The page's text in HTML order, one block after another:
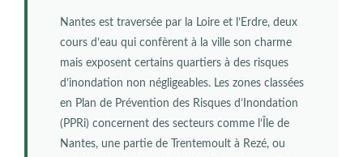
Nantes est traversée par la Loire et l’Erdre, deux
cours d’eau qui confèrent à la ville son charme
mais exposent certains quartiers à des risques
d’inondation non négligeables. Les zones classées
en Plan de Prévention des Risques d’Inondation
(PPRi) concernent des secteurs comme l’Île de
Nantes, une partie de Trentemoult à Rezé, ou